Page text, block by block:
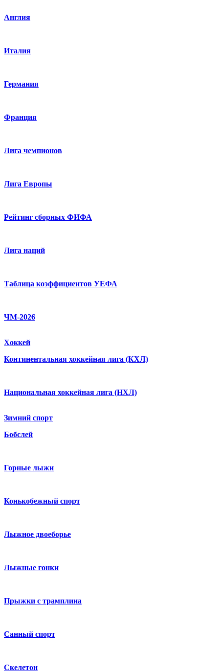
Англия
Италия
Германия
Франция
Лига чемпионов
Лига Европы
Рейтинг сборных ФИФА
Лига наций
Таблица коэффициентов УЕФА
ЧМ-2026
Хоккей
Континентальная хоккейная лига (КХЛ)
Национальная хоккейная лига (НХЛ)
Зимний спорт
Бобслей
Горные лыжи
Конькобежный спорт
Лыжное двоеборье
Лыжные гонки
Прыжки с трамплина
Санный спорт
Скелетон